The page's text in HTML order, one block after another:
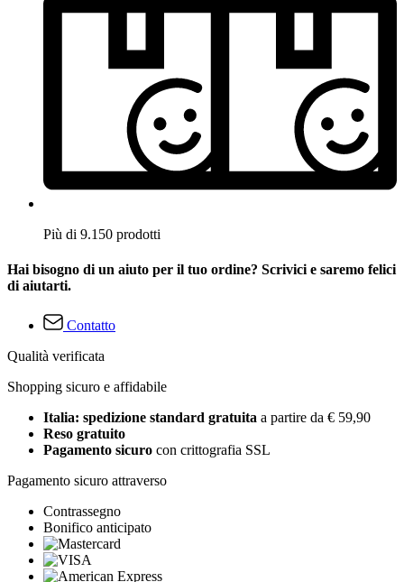
Più di 9.150 prodotti
Hai bisogno di un aiuto per il tuo ordine? Scrivici e saremo felici
di aiutarti.
Contatto
Qualità verificata
Shopping sicuro e affidabile
Italia: spedizione standard gratuita a partire da € 59,90
Reso gratuito
Pagamento sicuro con crittografia SSL
Pagamento sicuro attraverso
Contrassegno
Bonifico anticipato